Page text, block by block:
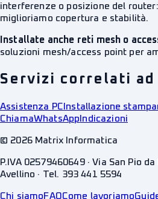
interferenze o posizione del
miglioriamo copertura e stabilità.
Installate anche reti mesh o
soluzioni mesh/access point per
Servizi correlati
Assistenza PCInstallazione
ChiamaWhatsAppIndicazioni
© 2026Matrix Informatica
P.IVA 02579460649 · Via San Pio
Avellino · Tel. 393 441 5594
Chi siamoFAQCome lavoriamo